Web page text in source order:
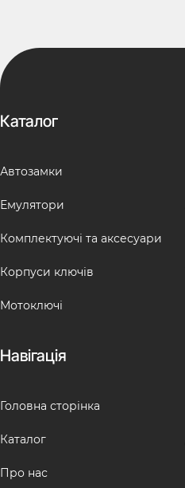
Каталог
Автозамки
Емулятори
Комплектуючі та аксесуари
Корпуси ключів
Мотоключі
Навігація
Головна сторінка
Каталог
Про нас